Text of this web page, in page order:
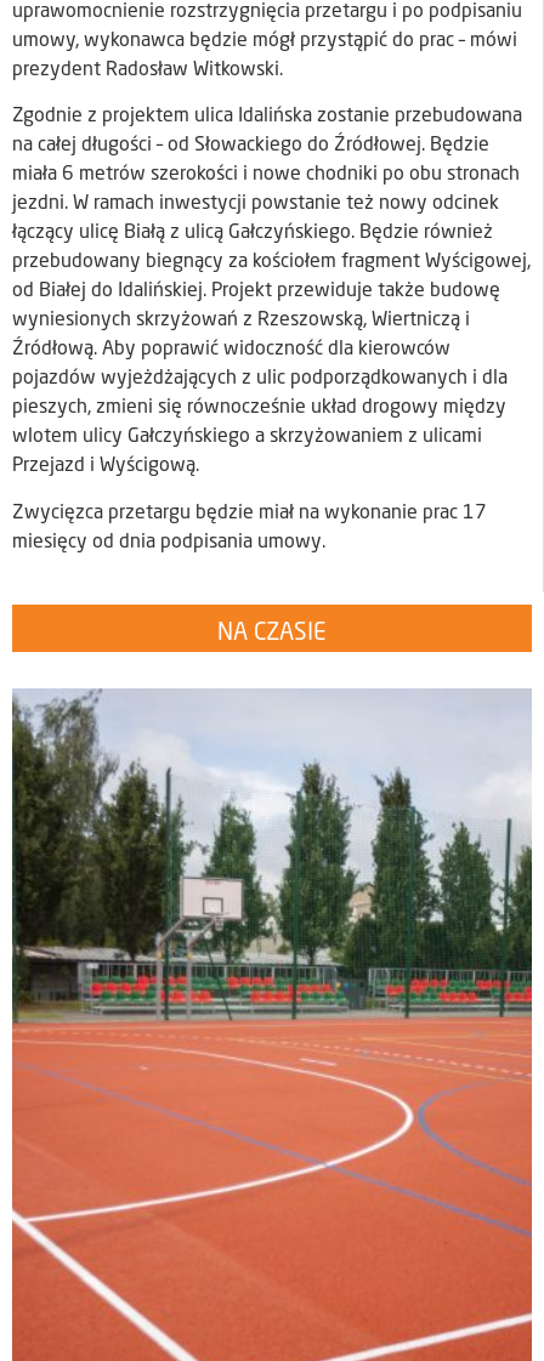
uprawomocnienie rozstrzygnięcia przetargu i po podpisaniu
umowy, wykonawca będzie mógł przystąpić do prac – mówi
prezydent Radosław Witkowski.
Zgodnie z projektem ulica Idalińska zostanie przebudowana
na całej długości – od Słowackiego do Źródłowej. Będzie
miała 6 metrów szerokości i nowe chodniki po obu stronach
jezdni. W ramach inwestycji powstanie też nowy odcinek
łączący ulicę Białą z ulicą Gałczyńskiego. Będzie również
przebudowany biegnący za kościołem fragment Wyścigowej,
od Białej do Idalińskiej. Projekt przewiduje także budowę
wyniesionych skrzyżowań z Rzeszowską, Wiertniczą i
Źródłową. Aby poprawić widoczność dla kierowców
pojazdów wyjeżdżających z ulic podporządkowanych i dla
pieszych, zmieni się równocześnie układ drogowy między
wlotem ulicy Gałczyńskiego a skrzyżowaniem z ulicami
Przejazd i Wyścigową.
Zwycięzca przetargu będzie miał na wykonanie prac 17
miesięcy od dnia podpisania umowy.
NA CZASIE